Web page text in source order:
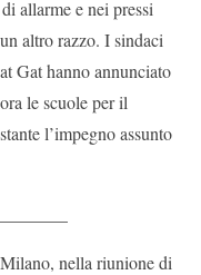
allarme e nei pressi
altro razzo. I sindaci
Gat hanno annunciato
le scuole per il
l’impegno assunto
nella riunione di